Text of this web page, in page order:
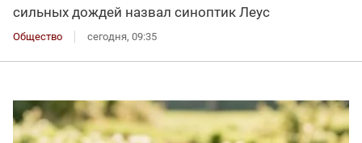
сильных дождей назвал синоптик Леус
Общество сегодня, 09:35